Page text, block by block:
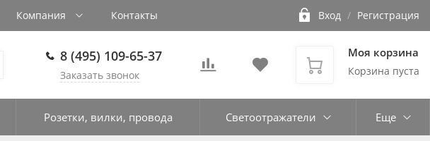
Компания Контакты Вход / Регистрация
8 (495) 109-65-37
Заказать звонок
Моя корзина
Корзина пуста
Розетки, вилки, провода Светоотражатели Еще